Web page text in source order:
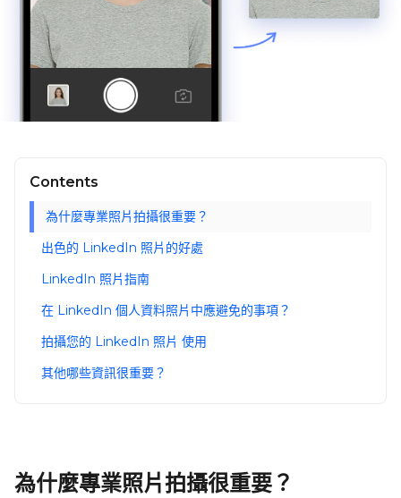
Contents
為什麼專業照片拍攝很重要？
出色的 LinkedIn 照片的好處
LinkedIn 照片指南
在 LinkedIn 個人資料照片中應避免的事項？
拍攝您的 LinkedIn 照片 使用
其他哪些資訊很重要？
為什麼專業照片拍攝很重要？